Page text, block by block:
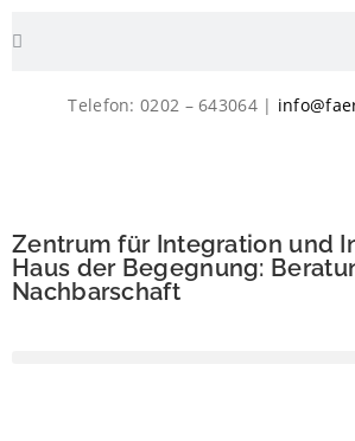
Telefon: 0202 – 643064 |
Zentrum für Integration und
Haus der Begegnung:
Nachbarschaft